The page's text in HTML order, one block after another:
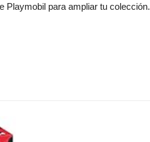
Playmobil para ampliar tu colección.